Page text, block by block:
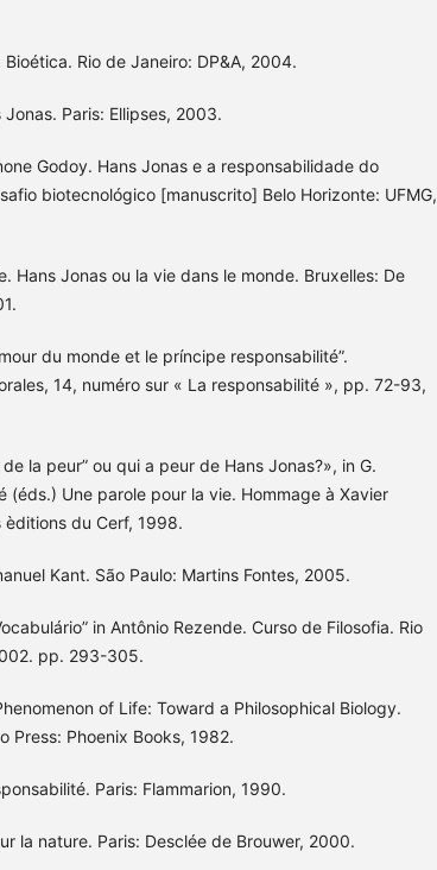
Bioética. Rio de Janeiro: DP&A, 2004.
Jonas. Paris: Ellipses, 2003.
Godoy. Hans Jonas e a responsabilidade do
biotecnológico [manuscrito] Belo Horizonte: UFMG,
Hans Jonas ou la vie dans le monde. Bruxelles: De
du monde et le príncipe responsabilité”.
14, numéro sur « La responsabilité », pp. 72-93,
de la peur” ou qui a peur de Hans Jonas?», in G.
(éds.) Une parole pour la vie. Hommage à Xavier
èditions du Cerf, 1998.
Kant. São Paulo: Martins Fontes, 2005.
in Antônio Rezende. Curso de Filosofia. Rio
pp. 293-305.
of Life: Toward a Philosophical Biology.
Press: Phoenix Books, 1982.
Paris: Flammarion, 1990.
la nature. Paris: Desclée de Brouwer, 2000.